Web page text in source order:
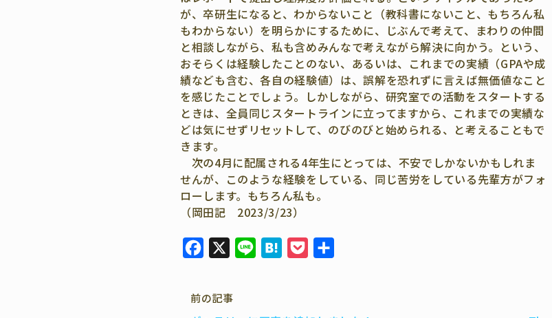
が、卒研生になると、わからないこと（教科書にないこと、もちろん私
もわからない） を明らかにするために、じぶんで考えて、 まわりの仲間
と相談しながら、私も含めみんなで考えながら解決に向かう。という、
おそらくは経験したことのない、あるいは、これまでの実績（GPAや成
績なども含む、各自の経験値）は、誤解を恐れずに言えば無価値なこと
を感じたことでしょう。
しかしながら、研究室での活動をスタートする
ときは、 全員同じスタートラインに立ってますから、 これまでの実績な
どは気にせずリセットして、 のびのびと始められる、と考えることもで
きます。
次の4月に配属される4年生にとっては、 不安でしかないかもしれま
せんが、このような経験をしている、 同じ苦労をしている先輩方がフォ
ローします。もちろん私も。
（岡田記 2023/3/23）
H
前の記事